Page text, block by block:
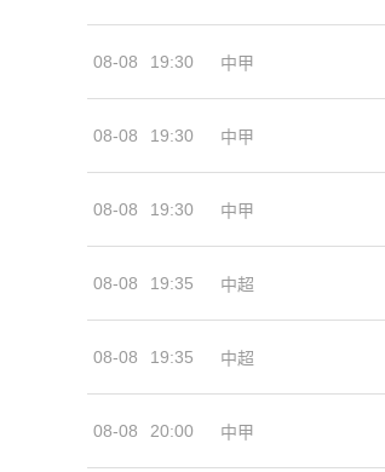
08-08 19:30 中甲
08-08 19:30 中甲
08-08 19:30 中甲
08-08 19:35 中超
08-08 19:35 中超
08-08 20:00 中甲